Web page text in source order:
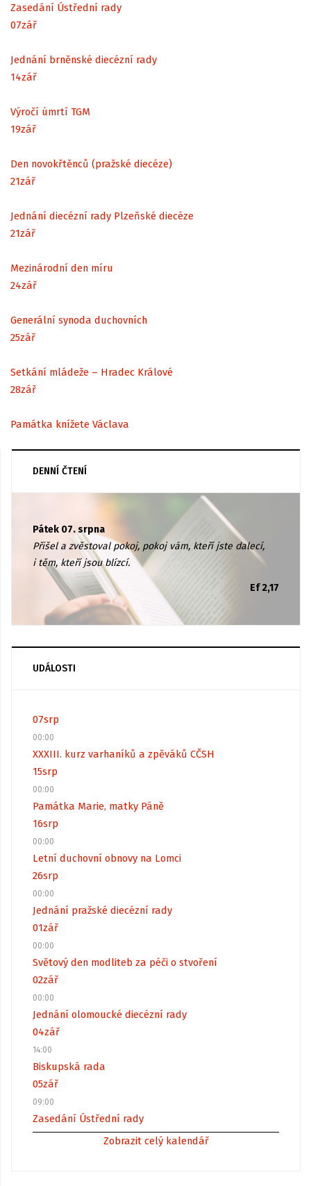
Zasedání Ústřední rady
07zář
Jednání brněnské diecézní rady
14zář
Výročí úmrtí TGM
19zář
Den novokřtěnců (pražské diecéze)
21zář
Jednání diecézní rady Plzeňské diecéze
21zář
Mezinárodní den míru
24zář
Generální synoda duchovních
25zář
Setkání mládeže – Hradec Králové
28zář
Památka knížete Václava
DENNÍ ČTENÍ
Pátek 07. srpna
Přišel a zvěstoval pokoj, pokoj vám, kteří jste dalecí,
i těm, kteří jsou blízcí.
Ef 2,17
UDÁLOSTI
07srp
00:00
XXXIII. kurz varhaníků a zpěváků CČSH
15srp
00:00
Památka Marie, matky Páně
16srp
00:00
Letní duchovní obnovy na Lomci
26srp
00:00
Jednání pražské diecézní rady
01zář
00:00
Světový den modliteb za péči o stvoření
02zář
00:00
Jednání olomoucké diecézní rady
04zář
14:00
Biskupská rada
05zář
09:00
Zasedání Ústřední rady
Zobrazit celý kalendář